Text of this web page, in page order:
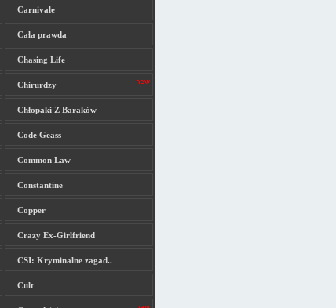
Carnivale
Cała prawda
Chasing Life
Chirurdzy
Chłopaki Z Baraków
Code Geass
Common Law
Constantine
Copper
Crazy Ex-Girlfriend
CSI: Kryminalne zagad..
Cult